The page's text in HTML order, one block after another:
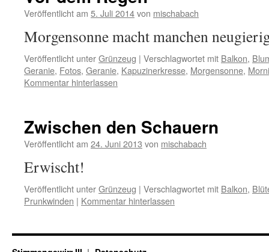
Veröffentlicht am 5. Juli 2014von mischabach
Morgensonne macht manchen
Veröffentlicht unterGrünzeug | Verschlagwortet mit Balkon,
Geranie, Fotos, Geranie, Kapuzinerkresse, Morgensonne,
Kommentar hinterlassen
Zwischen den Schauern
Veröffentlicht am 24. Juni 2013 von mischabach
Erwischt!
Veröffentlicht unterGrünzeug | Verschlagwortet mit Balkon,
Prunkwinden | Kommentar hinterlassen